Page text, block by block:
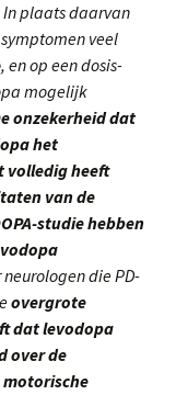
plaats daarvan
veel
op een dosis-
mogelijk
onzekerheid dat
het
volledig heeft
van de
studie hebben
die PD-
overgrote
dat levodopa
over de